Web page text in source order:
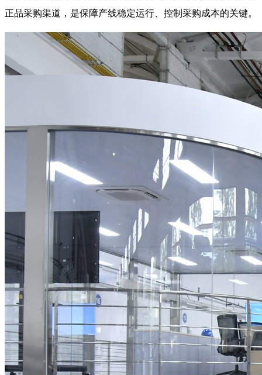
正品采购渠道，是保障产线稳定运行、控制采购成本的关键。